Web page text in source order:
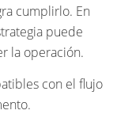
cumplirlo. En
puede
la operación.
con el flujo